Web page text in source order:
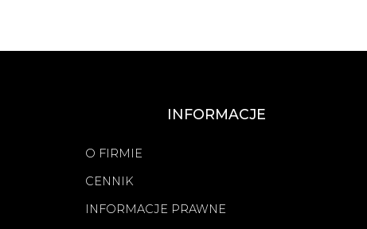
INFORMACJE
O FIRMIE
CENNIK
INFORMACJE PRAWNE